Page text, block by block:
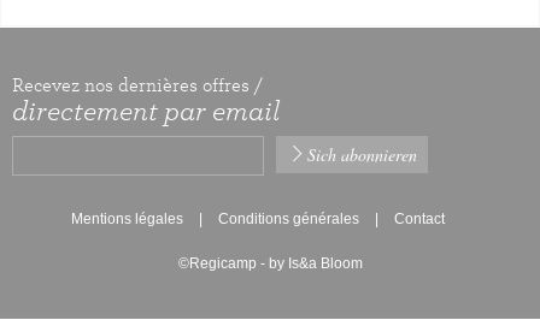
Recevez nos dernières offres /
directement par email
Mentions légales Conditions générales Contact
©Regicamp - by Is&a Bloom